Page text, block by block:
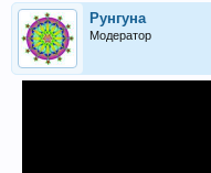
Рунгуна
Модератор